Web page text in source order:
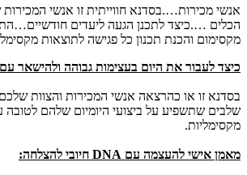
אנשי מכירות….בסדנא חווייתית זו אנשי
הכלים ….כיצד לתכנן הגעה ליעדים
מקסימום והכנת תכנון כל פגישה לתוצאות
כיצד לעבור את היום בעצימות גבוהה ולהישאר עם
שלבים שתשפיע על ביצועי היומיום שלהם לטובה
מקסימליות.
מאמן אישי להעצמה עם DNA חיובי להצלחה: